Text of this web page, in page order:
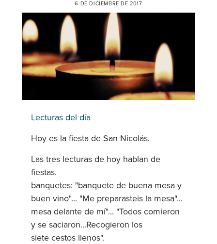
6 DE DICIEMBRE DE 2017
Lecturas del día
Hoy es la fiesta de San Nicolás.
Las tres lecturas de hoy hablan de
fiestas.
banquetes: "banquete de buena mesa y
buen vino"... "Me preparasteis la mesa"...
mesa delante de mí"... "Todos comieron
y se saciaron...Recogieron los
siete cestos llenos".